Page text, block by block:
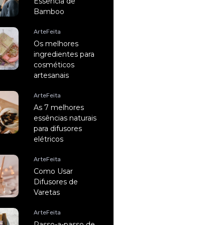
Bamboo
ArteFeita
Os melhores
ingredientes para
cosméticos
artesanais
ArteFeita
As 7 melhores
essências naturais
para difusores
elétricos
ArteFeita
Como Usar
Difusores de
Varetas
ArteFeita